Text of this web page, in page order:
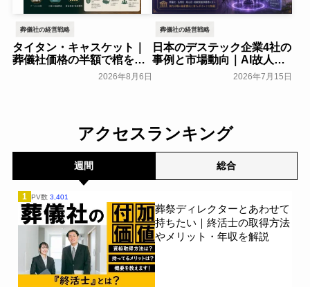
葬儀社の経営戦略
タイタン・キャスケット｜
葬儀社価格の半額で棺を売
る「DTC型棺ビジネス」の
2026年8月6日
葬儀社の経営戦略
日本のデステック企業4社の
事例と市場動向｜AI故人・
メタバース霊園の現在地
2026年7月15日
アクセスランキング
週間 総合
1 PV数 3,401
葬祭ディレクターとあわせて
持ちたい｜終活士の取得方法
やメリット・年収を解説